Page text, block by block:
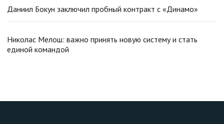
Даниил Бокун заключил пробный контракт с «Динамо»
Николас Мелош: важно принять новую систему и стать
единой командой